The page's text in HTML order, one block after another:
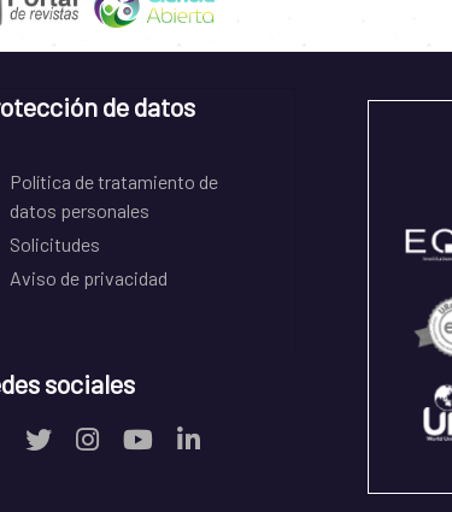
de datos
Política de tratamiento de
datos personales
Solicitudes
Aviso de privacidad
sociales